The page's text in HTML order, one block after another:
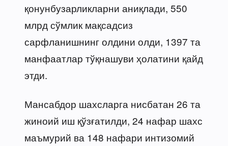
қонунбузарликларни аниқлади, 550
млрд сўмлик мақсадсиз
сарфланишнинг олдини олди, 1397 та
манфаатлар тўқнашуви ҳолатини қайд
этди.
Мансабдор шахсларга нисбатан 26 та
жиноий иш қўзғатилди, 24 нафар шахс
маъмурий ва 148 нафари интизомий